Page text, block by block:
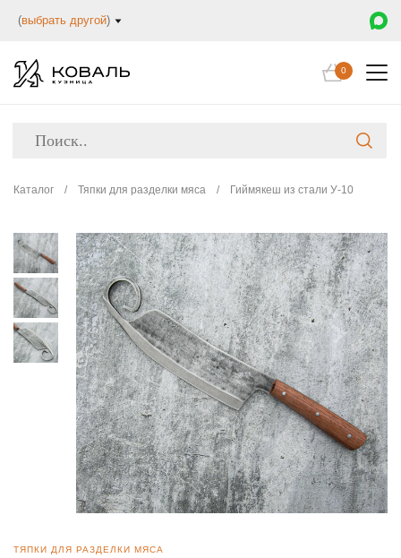
(выбрать другой)
0
Каталог / Тяпки для разделки мяса / Гиймякеш из стали У-10
ТЯПКИ ДЛЯ РАЗДЕЛКИ МЯСА